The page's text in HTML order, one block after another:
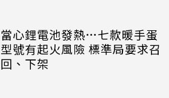
當心鋰電池發熱…七款暖手蛋
型號有起火風險 標準局要求召
回、下架